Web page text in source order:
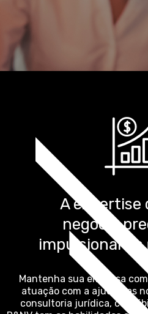
A expertise
negócio
impulsionar os
Mantenha sua empresa
atuação com a ajuda das
consultoria jurídica,